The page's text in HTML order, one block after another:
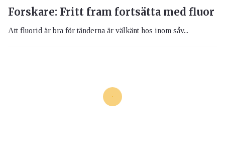
Forskare: Fritt fram fortsätta med fluor
Att fluorid är bra för tänderna är välkänt hos inom såv...